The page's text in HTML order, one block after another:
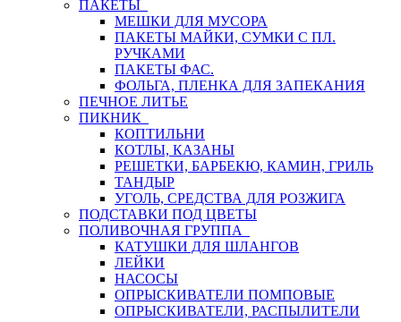
ПАКЕТЫ
МЕШКИ ДЛЯ МУСОРА
ПАКЕТЫ МАЙКИ, СУМКИ С ПЛ.
РУЧКАМИ
ПАКЕТЫ ФАС.
ФОЛЬГА, ПЛЕНКА ДЛЯ ЗАПЕКАНИЯ
ПЕЧНОЕ ЛИТЬЕ
ПИКНИК
КОПТИЛЬНИ
КОТЛЫ, КАЗАНЫ
РЕШЕТКИ, БАРБЕКЮ, КАМИН, ГРИЛЬ
ТАНДЫР
УГОЛЬ, СРЕДСТВА ДЛЯ РОЗЖИГА
ПОДСТАВКИ ПОД ЦВЕТЫ
ПОЛИВОЧНАЯ ГРУППА
КАТУШКИ ДЛЯ ШЛАНГОВ
ЛЕЙКИ
НАСОСЫ
ОПРЫСКИВАТЕЛИ ПОМПОВЫЕ
ОПРЫСКИВАТЕЛИ, РАСПЫЛИТЕЛИ